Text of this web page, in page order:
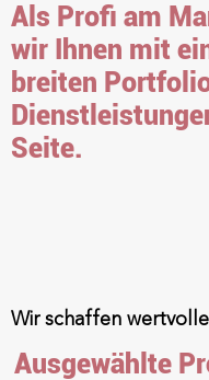
Als Profi am
wir Ihnen mit
breiten
Seite.
Wir schaffen
Ausgewählte